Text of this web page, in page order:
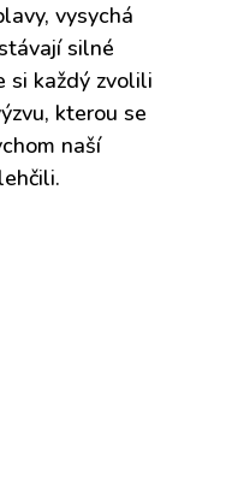
vysychá
silné
si každý zvolili
kterou se
naší